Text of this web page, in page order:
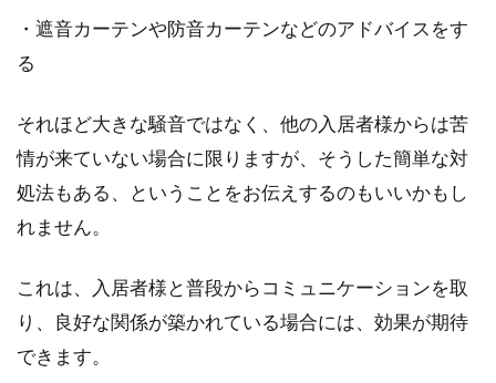
・遮音カーテンや防音カーテンなどのアドバイスをす
る
それほど大きな騒音ではなく、他の入居者様からは苦
情が来ていない場合に限りますが、そうした簡単な対
処法もある、ということをお伝えするのもいいかもし
れません。
これは、入居者様と普段からコミュニケーションを取
り、良好な関係が築かれている場合には、効果が期待
できます。